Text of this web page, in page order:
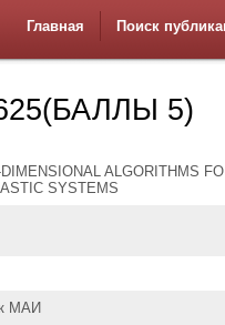
Главная Поиск
5)
ALGORITHMS
SYSTEMS
МАИ